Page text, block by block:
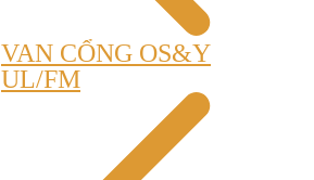
VAN CỔNG OS&Y
UL/FM